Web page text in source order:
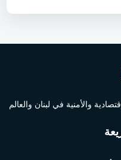
والأمنية في لبنان والعالم